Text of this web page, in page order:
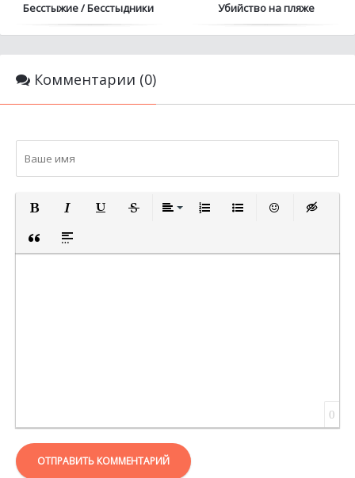
Бесстыжие / Бесстыдники Убийство на пляже
Комментарии (0)
ПОЛУЖИРНЫЙ
КУРСИВ
ВСТАВКА ЦИТАТЫ
ВСТАВКА СПОЙЛЕРА
0
ОТПРАВИТЬ КОММЕНТАРИЙ